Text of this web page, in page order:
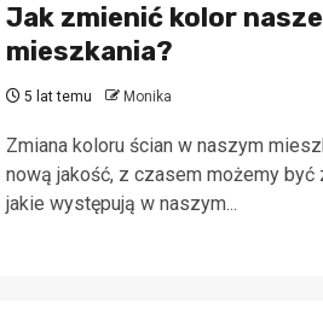
Jak zmienić kolor
mieszkania?
5 lat temu Monika
Zmiana koloru ścian w naszym
nową jakość, z czasem możemy być
jakie występują w naszym...